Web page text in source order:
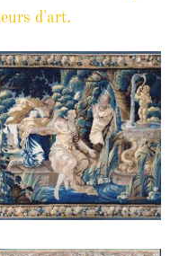
d'art.